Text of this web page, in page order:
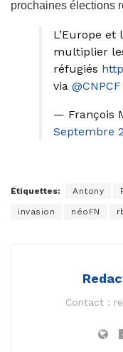
prochaines élections
L’Europe
multiplier
réfugiés
via @CNPCF
— François
Septembre
Étiquettes: Antony
invasion néoFN
Contact :